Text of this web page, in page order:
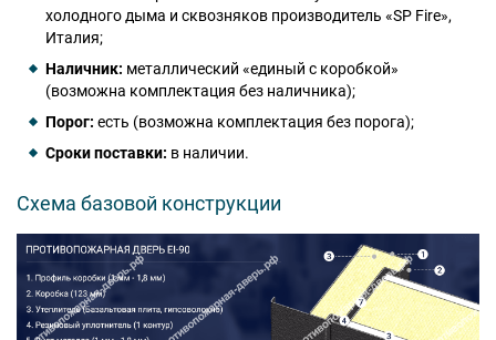
холодного дыма и сквозняков производитель «SP Fire»,
Италия;
Наличник: металлический «единый с коробкой»
(возможна комплектация без наличника);
Порог: есть (возможна комплектация без порога);
Сроки поставки: в наличии.
Схема базовой конструкции